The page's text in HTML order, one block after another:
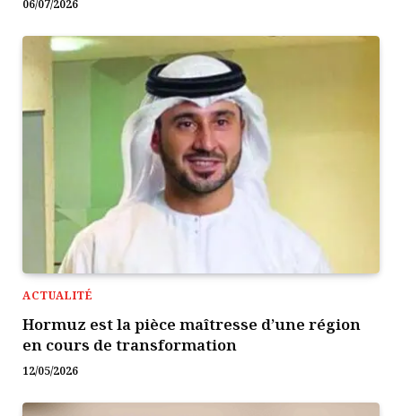
06/07/2026
ACTUALITÉ
Hormuz est la pièce maîtresse d’une région
en cours de transformation
12/05/2026